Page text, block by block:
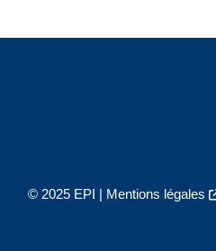
© 2025 EPI | Mentions légales